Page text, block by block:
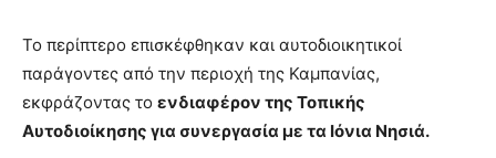
Το περίπτερο επισκέφθηκαν και αυτοδιοικητικοί
παράγοντες από την περιοχή της Καμπανίας,
εκφράζοντας το ενδιαφέρον της Τοπικής
Αυτοδιοίκησης για συνεργασία με τα Ιόνια Νησιά.